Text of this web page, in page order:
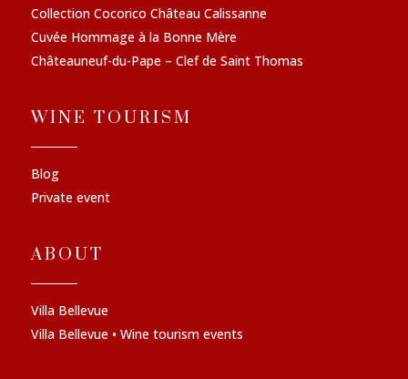
Collection Cocorico Château Calissanne
Cuvée Hommage à la Bonne Mère
Châteauneuf-du-Pape – Clef de Saint Thomas
WINE TOURISM
Blog
Private event
ABOUT
Villa Bellevue
Villa Bellevue • Wine tourism events